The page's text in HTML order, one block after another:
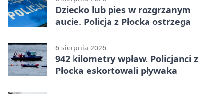
Dziecko lub pies w rozgrzanym
aucie. Policja z Płocka ostrzega
6 sierpnia 2026
942 kilometry wpław. Policjanci z
Płocka eskortowali pływaka